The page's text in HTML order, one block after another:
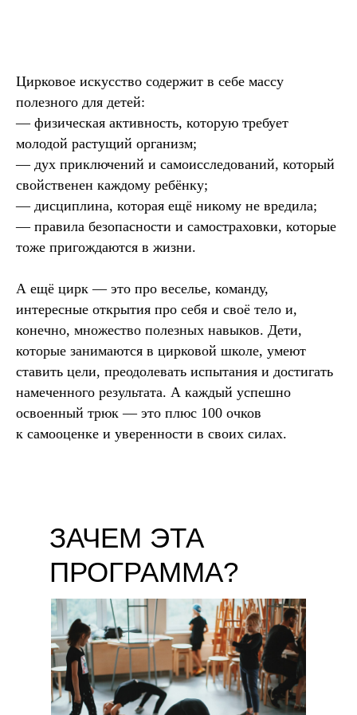
Цирковое искусство содержит в себе массу
полезного для детей:
— физическая активность, которую требует
молодой растущий организм;
— дух приключений и самоисследований, который
свойственен каждому ребёнку;
— дисциплина, которая ещё никому не вредила;
— правила безопасности и самостраховки, которые
тоже пригождаются в жизни.
А ещё цирк — это про веселье, команду,
интересные открытия про себя и своё тело и,
конечно, множество полезных навыков. Дети,
которые занимаются в цирковой школе, умеют
ставить цели, преодолевать испытания и достигать
намеченного результата. А каждый успешно
освоенный трюк — это плюс 100 очков
к самооценке и уверенности в своих силах.
ЗАЧЕМ ЭТА
ПРОГРАММА?